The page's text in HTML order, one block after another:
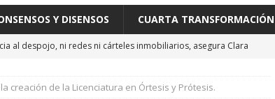
Y DISENSOS CUARTA TRANSFORMACIÓN
al despojo, ni redes ni cárteles inmobiliarios, asegura Clara
creación de la Licenciatura en Órtesis y Prótesis.